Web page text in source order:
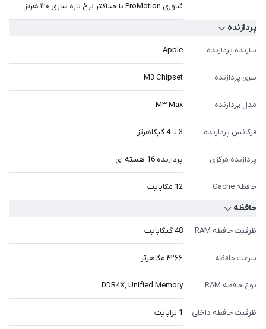
فناوری ProMotion با حداکثر نرخ تازه سازی ۱۲۰ هرتز
پردازنده
سازنده پردازنده Apple
سری پردازنده M3 Chipset
مدل پردازنده M۳ Max
فرکانس پردازنده 3 تا 4 گیگاهرتز
پردازنده مرکزی پردازنده 16 هسته ای
حافظه Cache 12 مگابایت
حافظه
ظرفیت حافظه RAM 48 گیگابایت
سرعت حافظه ۴۲۶۶ مگاهرتز
نوع حافظه RAM DDR4X, Unified Memory
ظرفیت حافظه داخلی 1 ترابایت